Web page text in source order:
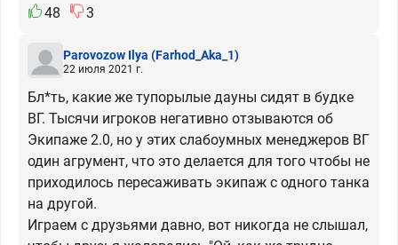
48
3
Parovozow Ilya (Farhod_Aka_1)
22 июля 2021 г.
Бл*ть, какие же тупорылые дауны сидят в будке
ВГ. Тысячи игроков негативно отзываются об
Экипаже 2.0, но у этих слабоумных менеджеров ВГ
один агрумент, что это делается для того чтобы не
приходилось пересаживать экипаж с одного танка
на другой.
Играем с друзьями давно, вот никогда не слышал,